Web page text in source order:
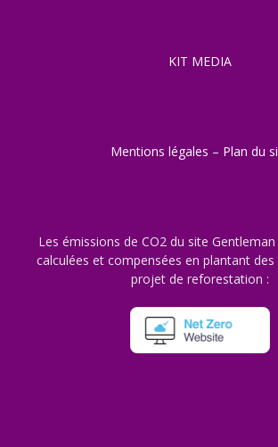
KIT MEDIA
Mentions légales – Plan du
Les émissions de CO2 du site
calculées et compensées en plantant des
projet de reforestation :